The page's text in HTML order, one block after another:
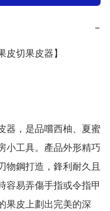
−
切果皮器】
器，是品嚐西柚、夏蜜
小工具。產品外形精巧
物鋼打造，鋒利耐久且
容易弄傷手指或令指甲
果皮上劃出完美的深